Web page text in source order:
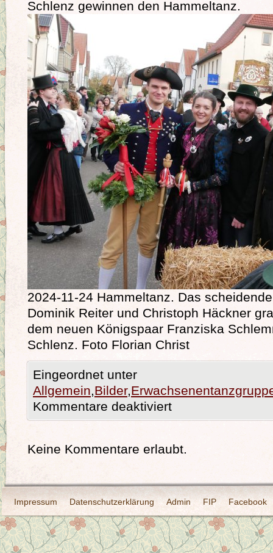
Schlenz gewinnen den Hammeltanz.
2024-11-24 Hammeltanz. Das
Dominik Reiter und Christoph Häckner
dem neuen Königspaar Franziska
Schlenz. Foto Florian Christ
Eingeordnet unter
Allgemein,Bilder,
Kommentare deaktiviert
Keine Kommentare erlaubt.
Impressum Datenschutzerklärung Admin FIP Facebook